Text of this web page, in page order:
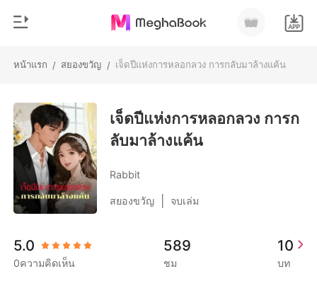
หน้าแรก / สยองขวัญ / เจ็ดปีแห่งการหลอกลวง การกลับมาล้างแค้น
เติมเงิน
ประวัติการอ่าน
ออกจากระบบ
ดาวน์โหลดแอป
หมวดหมู่
สมัยใหม่
ประวัติศาสตร์
โรแมนติก
มหาเศรษฐี
เจ็ดปีแห่งการหลอกลวง การก
ลับมาล้างแค้น
Rabbit
สยองขวัญ จบเล่ม
5.0
0ความคิดเห็น
589
ชม
10
บท